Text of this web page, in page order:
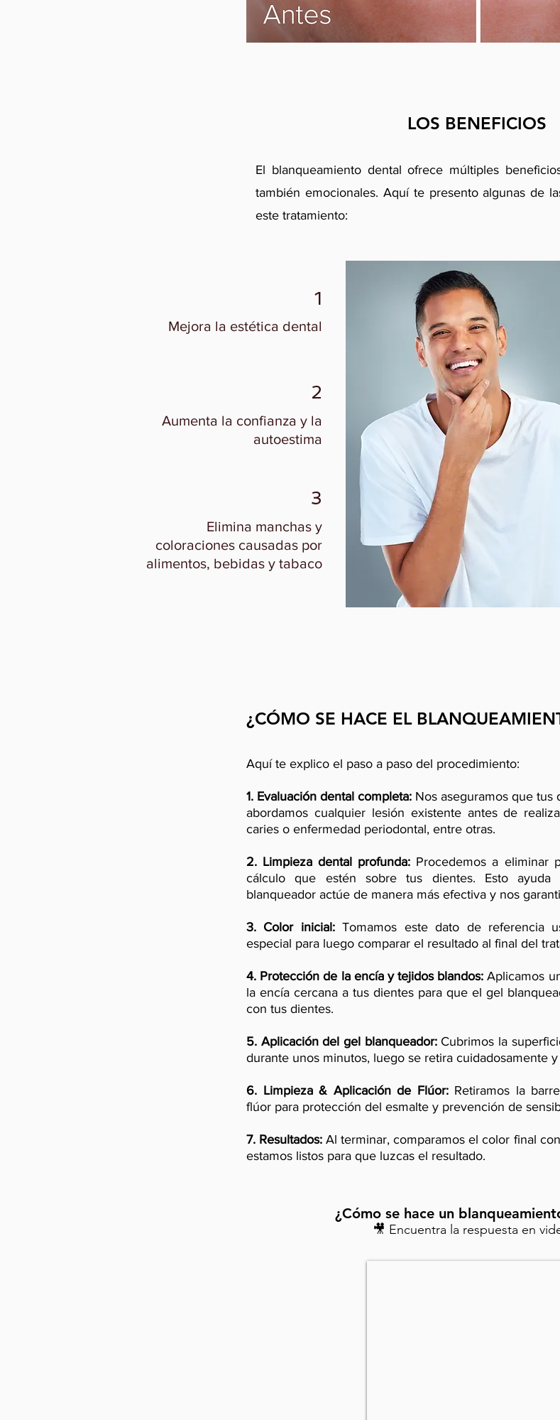
El blanqueamiento dental ofrece múltiples
también emocionales. Aquí te presento algunas de
este tratamiento:
1
Mejora la estética dental​
2
Aumenta la confianza y la
autoestima​
3
Elimina manchas y
coloraciones causadas por
alimentos, bebidas y tabaco
LOS BENEFICIOS
¿CÓMO SE HACE EL
Aquí te explico el paso a paso del procedimiento:
1. Evaluación dental completa: Nos aseguramos que tus
abordamos cualquier lesión existente antes de
caries o enfermedad periodontal, entre otras.
2. Limpieza dental profunda: Procedemos a eliminar
cálculo que estén sobre tus dientes. Esto
blanqueador actúe de manera más efectiva y nos
3. Color inicial:Tomamos este dato de referencia
especial para luego comparar el resultado al final del
4. Protección de la encía y tejidos blandos: Aplicamos
la encía cercana a tus dientes para que el gel
con tus dientes.
5. Aplicación del gel blanqueador:Cubrimos la
durante unos minutos, luego se retira cuidadosamente
6. Limpieza & Aplicación de Flúor:Retiramos la
flúor para protección del esmalte y prevención de
7. Resultados: Al terminar, comparamos el color final
estamos listos para que luzcas el resultado.
¿Cómo se hace un
🎥 Encuentra la respuesta en